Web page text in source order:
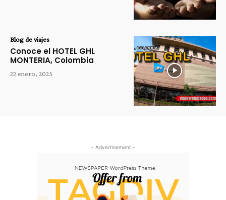
Blog de viajes
Conoce el HOTEL GHL
MONTERIA, Colombia
22 enero, 2025
- Advertisement -